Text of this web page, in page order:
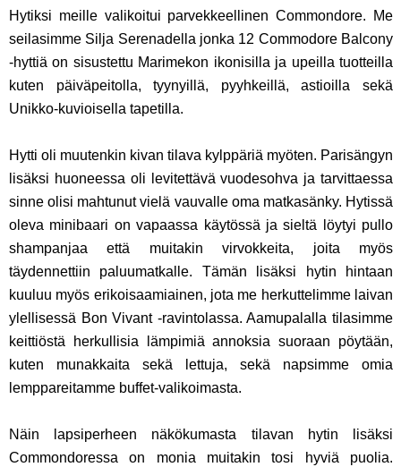
Hytiksi meille valikoitui parvekkeellinen Commondore. Me
seilasimme Silja Serenadella jonka 12 Commodore Balcony
-hyttiä on sisustettu Marimekon ikonisilla ja upeilla tuotteilla
kuten päiväpeitolla, tyynyillä, pyyhkeillä, astioilla sekä
Unikko-kuvioisella tapetilla.
Hytti oli muutenkin kivan tilava kylppäriä myöten. Parisängyn
lisäksi huoneessa oli levitettävä vuodesohva ja tarvittaessa
sinne olisi mahtunut vielä vauvalle oma matkasänky. Hytissä
oleva minibaari on vapaassa käytössä ja sieltä löytyi pullo
shampanjaa että muitakin virvokkeita, joita myös
täydennettiin paluumatkalle. Tämän lisäksi hytin hintaan
kuuluu myös erikoisaamiainen, jota me herkuttelimme laivan
ylellisessä Bon Vivant -ravintolassa. Aamupalalla tilasimme
keittiöstä herkullisia lämpimiä annoksia suoraan pöytään,
kuten munakkaita sekä lettuja, sekä napsimme omia
lemppareitamme buffet-valikoimasta.
Näin lapsiperheen näkökumasta tilavan hytin lisäksi
Commondoressa on monia muitakin tosi hyviä puolia.